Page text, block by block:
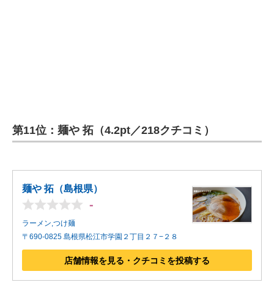
第11位：麺や 拓（4.2pt／218クチコミ）
麺や 拓（島根県）
-
ラーメン,つけ麺
〒690-0825 島根県松江市学園２丁目２７−２８
店舗情報を見る・クチコミを投稿する